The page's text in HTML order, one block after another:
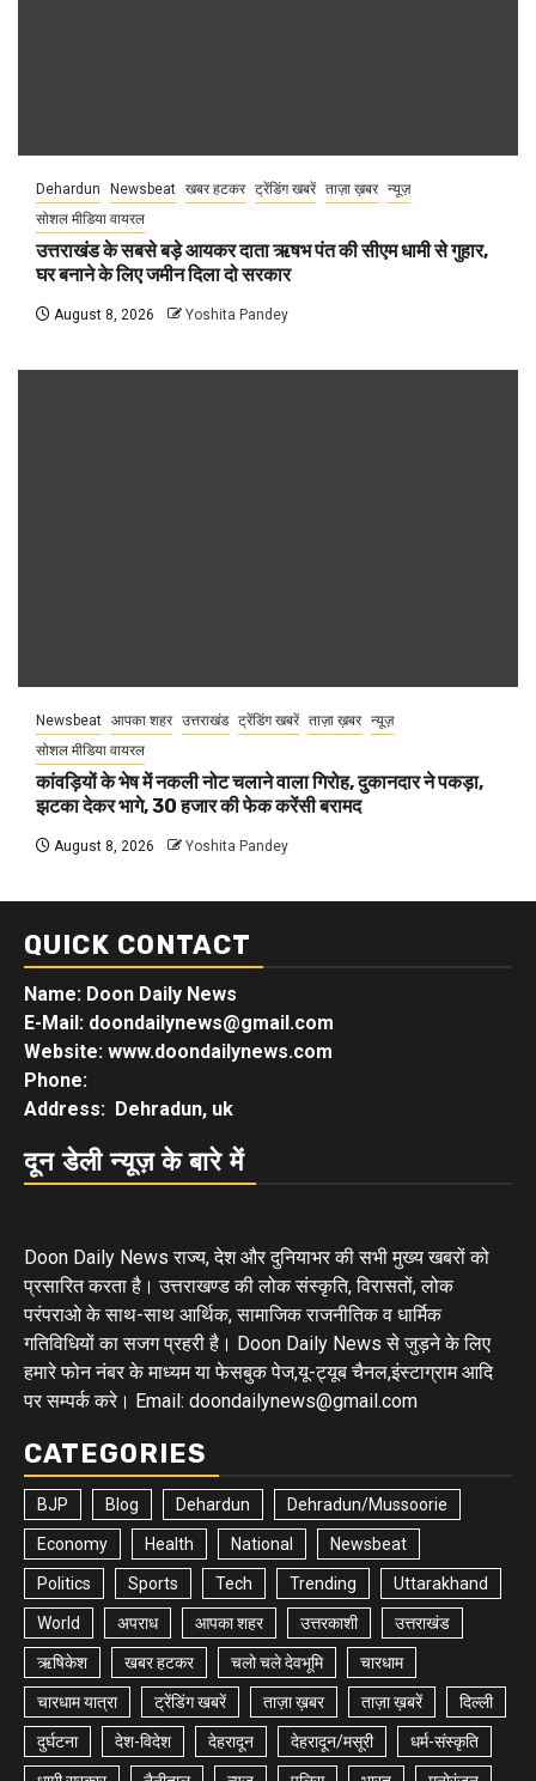
Dehardun Newsbeat खबर हटकर ट्रेंडिंग खबरें ताज़ा ख़बर न्यूज़
सोशल मीडिया वायरल
उत्तराखंड के सबसे बड़े आयकर दाता ऋषभ पंत की सीएम धामी से गुहार,
घर बनाने के लिए जमीन दिला दो सरकार
August 8, 2026 Yoshita Pandey
Newsbeat आपका शहर उत्तराखंड ट्रेंडिंग खबरें ताज़ा ख़बर न्यूज़
सोशल मीडिया वायरल
कांवड़ियों के भेष में नकली नोट चलाने वाला गिरोह, दुकानदार ने पकड़ा,
झटका देकर भागे, 30 हजार की फेक करेंसी बरामद
August 8, 2026 Yoshita Pandey
QUICK CONTACT
Name: Doon Daily News
E-Mail: doondailynews@gmail.com
Website: www.doondailynews.com
Phone:
Address: Dehradun, uk
दून डेली न्यूज़ के बारे में
Doon Daily News राज्य, देश और दुनियाभर की सभी मुख्य खबरों को
प्रसारित करता है। उत्तराखण्ड की लोक संस्कृति, विरासतों, लोक
परंपराओ के साथ-साथ आर्थिक, सामाजिक राजनीतिक व धार्मिक
गतिविधियों का सजग प्रहरी है। Doon Daily News से जुड़ने के लिए
हमारे फोन नंबर के माध्यम या फेसबुक पेज,यू-ट्यूब चैनल,इंस्टाग्राम आदि
पर सम्पर्क करे। Email: doondailynews@gmail.com
CATEGORIES
BJP Blog Dehardun Dehradun/Mussoorie
Economy Health National Newsbeat
Politics Sports Tech Trending Uttarakhand
World अपराध आपका शहर उत्तरकाशी उत्तराखंड
ऋषिकेश खबर हटकर चलो चले देवभूमि चारधाम
चारधाम यात्रा ट्रेंडिंग खबरें ताज़ा ख़बर ताज़ा ख़बरें दिल्ली
दुर्घटना देश-विदेश देहरादून देहरादून/मसूरी धर्म-संस्कृति